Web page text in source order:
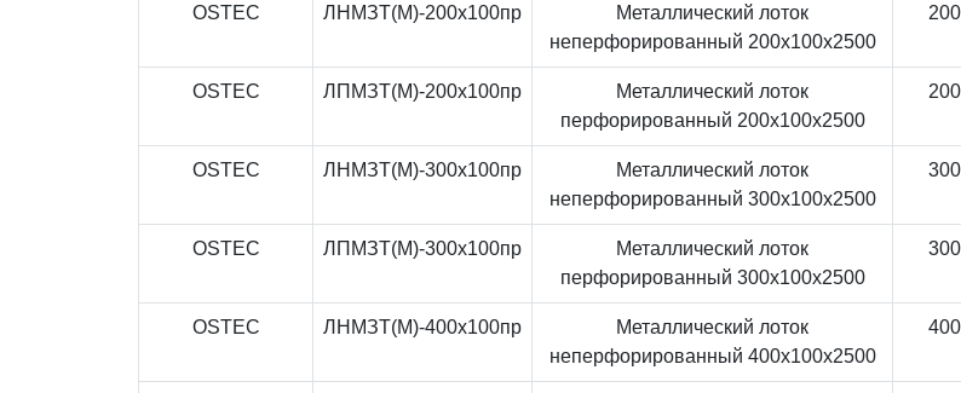
OSTEC ЛНМЗТ(М)-200x100пр
Металлический лоток
неперфорированный 200x100x2500
200
OSTEC ЛПМЗТ(М)-200x100пр
Металлический лоток
перфорированный 200x100x2500
200
OSTEC ЛНМЗТ(М)-300x100пр
Металлический лоток
неперфорированный 300x100x2500
300
OSTEC ЛПМЗТ(М)-300x100пр
Металлический лоток
перфорированный 300x100x2500
300
OSTEC ЛНМЗТ(М)-400x100пр
Металлический лоток
неперфорированный 400x100x2500
400